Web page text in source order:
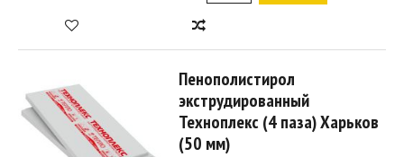
Пенополистирол
экструдированный
Техноплекс (4 паза) Харьков
(50 мм)